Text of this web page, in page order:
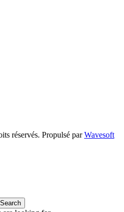
réservés. Propulsé parWavesoft
Search